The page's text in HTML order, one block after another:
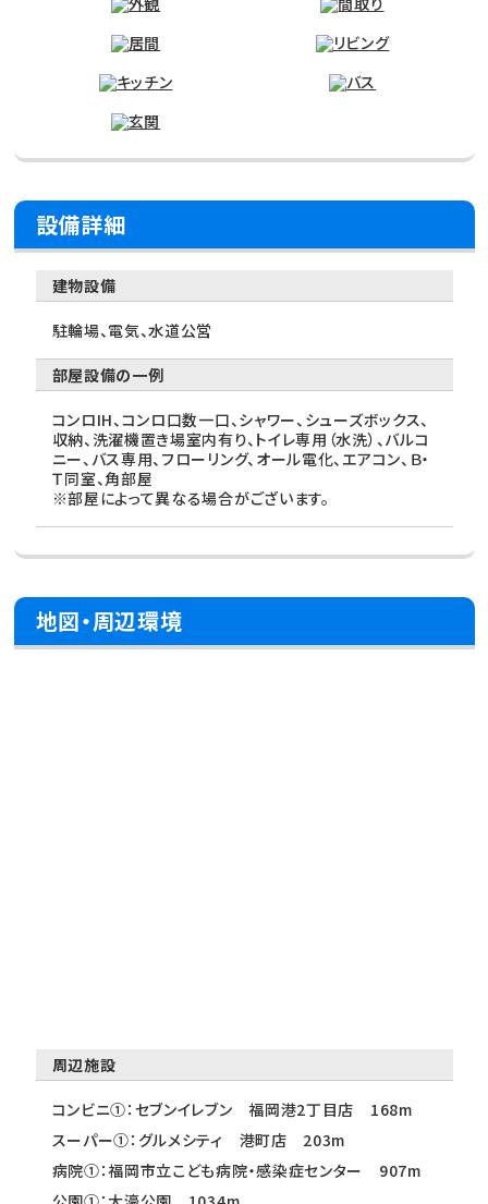
設備詳細
建物設備
駐輪場、電気、水道公営
部屋設備の一例
コンロIH、コンロ口数一口、シャワー、シューズボックス、
収納、洗濯機置き場室内有り、トイレ専用（水洗）、バルコ
ニー、バス専用、フローリング、オール電化、エアコン、Ｂ・
Ｔ同室、角部屋
※部屋によって異なる場合がございます。
地図・周辺環境
周辺施設
コンビニ①：セブンイレブン 福岡港2丁目店 168m
スーパー①：グルメシティ 港町店 203m
病院①：福岡市立こども病院・感染症センター 907m